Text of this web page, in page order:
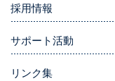
採用情報
サポート活動
リンク集